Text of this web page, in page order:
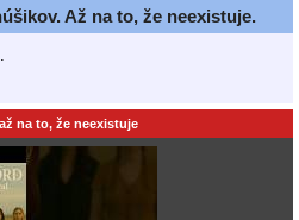
Až na to, že neexistuje.
na to, že neexistuje